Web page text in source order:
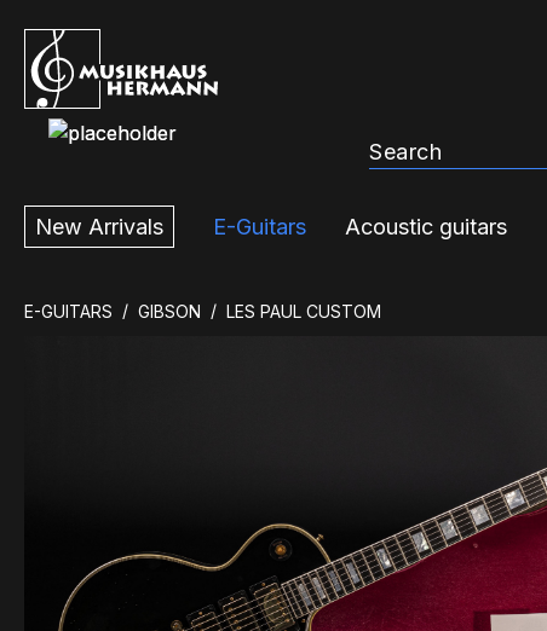
to main content
Skip to search
Skip to main navigation
New Arrivals E-Guitars Acoustic guitars
E-GUITARS GIBSON LES PAUL CUSTOM